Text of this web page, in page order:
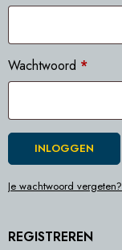
Wachtwoord *
INLOGGEN
Je wachtwoord vergeten?
REGISTREREN